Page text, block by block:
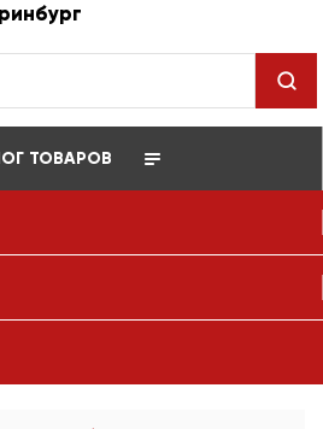
ТОВАРОВ